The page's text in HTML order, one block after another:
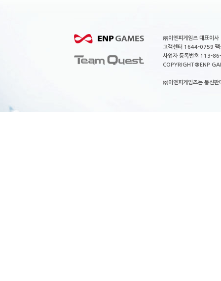
㈜이엔피게임즈 대표이
고객센터 1644-0759
사업자 등록번호 113-
COPYRIGHT@ENP
㈜이엔피게임즈는 통신판